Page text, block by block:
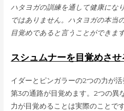
ハタヨガの訓練を通して健康にな
ではありません。ハタヨガの本当
目覚めであると言うことができます
スシュムナーを目覚めさ
イダーとピンガラーの2つの力が
第3の通路が目覚めます。2つの異
力が目覚めることは実際のことで